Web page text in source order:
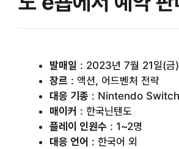
발매일 : 2023년 7월 21일(금)
장르 : 액션, 어드벤처 전략
대응 기종 : Nintendo Switch
매이커 : 한국닌텐도
플레이 인원수 : 1~2명
대응 언어 : 한국어 외